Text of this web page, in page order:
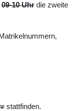
09-10 Uhr die zweite
stattfinden.